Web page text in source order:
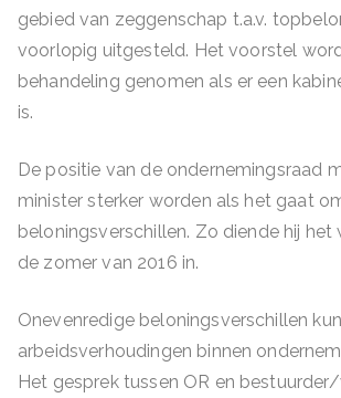
gebied van zeggenschap t.a.v.
voorlopig uitgesteld. Het voorstel
behandeling genomen als er een
is.
De positie van de ondernemingsraad
minister sterker worden als het gaat
beloningsverschillen. Zo diende hij
de zomer van 2016 in.
Onevenredige beloningsverschillen
arbeidsverhoudingen binnen
Het gesprek tussen OR en